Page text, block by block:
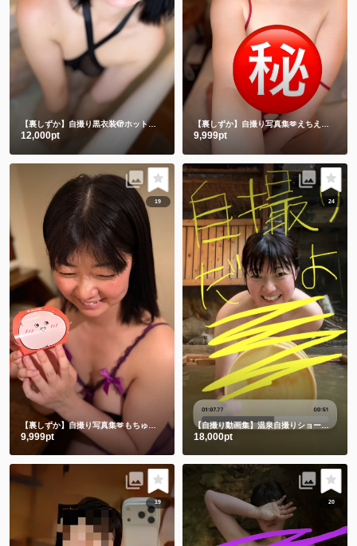
【裏しずか】自撮り黒衣装🫣ホットリミット🎵夏を刺激します❤️
12,000pt
【裏しずか】自撮り写真集🫶えちえち赤下着
9,999pt
19
9,999pt
24
【自撮り動画集】温泉自撮りショート動画３本詰め合わせ
18,000pt
19 20